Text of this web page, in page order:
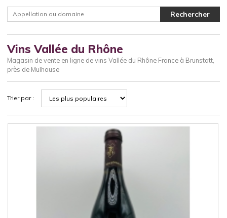
Vins Vallée du Rhône
Magasin de vente en ligne de vins Vallée du Rhône France à Brunstatt,
près de Mulhouse
Trier par :